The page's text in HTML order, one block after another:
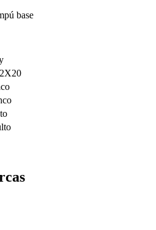
base